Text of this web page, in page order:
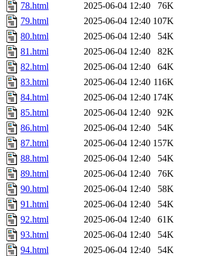
78.html
2025-06-04 12:40
76K
79.html
2025-06-04 12:40 107K
80.html
2025-06-04 12:40
54K
81.html
2025-06-04 12:40
82K
82.html
2025-06-04 12:40
64K
83.html
2025-06-04 12:40 116K
84.html
2025-06-04 12:40 174K
85.html
2025-06-04 12:40
92K
86.html
2025-06-04 12:40
54K
87.html
2025-06-04 12:40 157K
88.html
2025-06-04 12:40
54K
89.html
2025-06-04 12:40
76K
90.html
2025-06-04 12:40
58K
91.html
2025-06-04 12:40
54K
92.html
2025-06-04 12:40
61K
93.html
2025-06-04 12:40
54K
94.html
2025-06-04 12:40
54K